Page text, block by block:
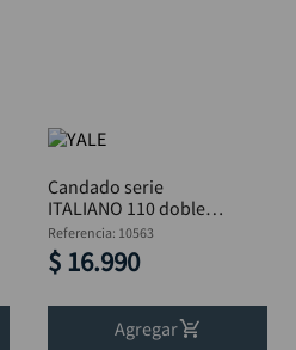
Candado serie
ITALIANO 110 doble
bloqueo 20 mm BL
YALE
Referencia: 10563
$ 16.990
Agregar